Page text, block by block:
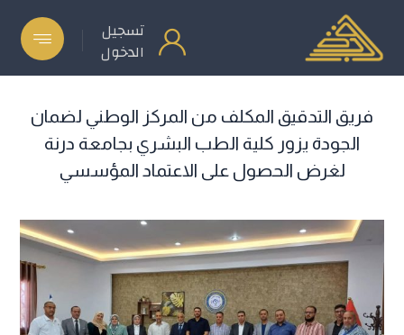
تسجيل
الدخول
فريق التدقيق المكلف من المركز الوطني لضمان
الجودة يزور كلية الطب البشري بجامعة درنة
لغرض الحصول على الاعتماد المؤسسي